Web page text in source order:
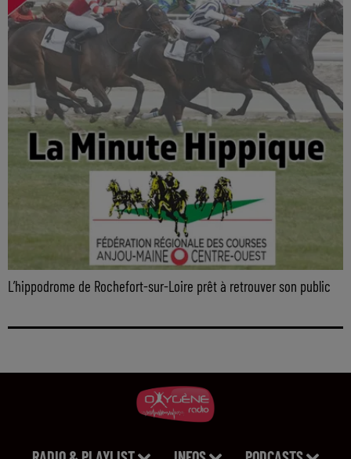
L’hippodrome de Rochefort-sur-Loire prêt à retrouver son public